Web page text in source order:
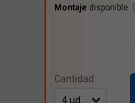
Montaje disponible
Cantidad: